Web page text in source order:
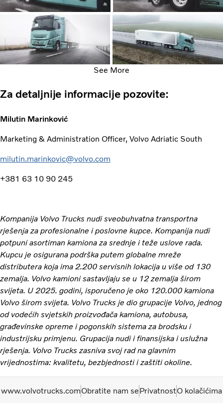
See More
Za detaljnije informacije pozovite:
Milutin Marinković
Marketing & Administration Officer, Volvo Adriatic South
milutin.marinkovic@volvo.com
+381 63 10 90 245
Kompanija Volvo Trucks nudi sveobuhvatna transportna
rješenja za profesionalne i poslovne kupce. Kompanija nudi
potpuni asortiman kamiona za srednje i teže uslove rada.
Kupcu je osigurana podrška putem globalne mreže
distributera koja ima 2.200 servisnih lokacija u više od 130
zemalja. Volvo kamioni sastavljaju se u 12 zemalja širom
svijeta. U 2025. godini, isporučeno je oko 120.000 kamiona
Volvo širom svijeta. Volvo Trucks je dio grupacije Volvo, jednog
od vodećih svjetskih proizvođača kamiona, autobusa,
građevinske opreme i pogonskih sistema za brodsku i
industrijsku primjenu. Grupacija nudi i finansijska i uslužna
rješenja. Volvo Trucks zasniva svoj rad na glavnim
vrijednostima: kvalitetu, bezbjednosti i zaštiti okoline.
www.volvotrucks.comObratite nam sePrivatnostO kolačićima